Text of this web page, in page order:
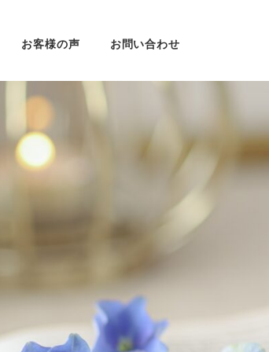
お客様の声 お問い合わせ